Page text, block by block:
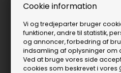
Cookie information
Vi og tredjeparter bruger
funktioner, andre til statistik,
og annoncer, forbedring af
indsamling af oplysninger om
Ved at bruge vores side
cookies som beskrevet i vores